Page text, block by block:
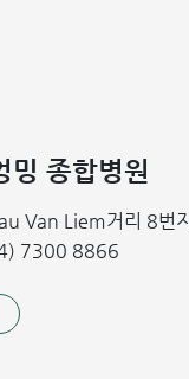
밍 종합병원
Van Liem거리 8번지
7300 8866